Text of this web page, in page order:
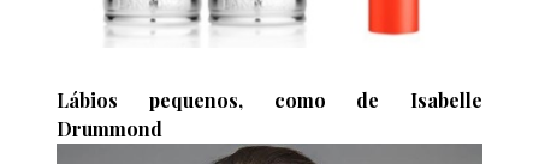
Lábios pequenos, como de Isabelle
Drummond